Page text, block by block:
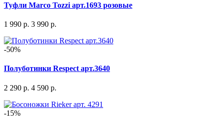
Туфли Marco Tozzi арт.1693 розовые
1 990 р. 3 990 р.
-50%
Полуботинки Respect арт.3640
2 290 р. 4 590 р.
-15%